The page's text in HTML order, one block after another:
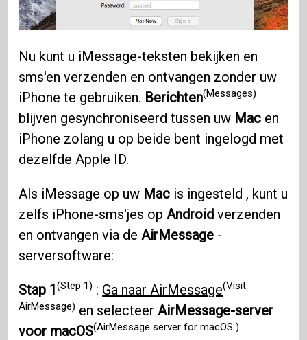
Nu kunt u iMessage-teksten bekijken en
sms'en verzenden en ontvangen zonder uw
iPhone te gebruiken. Berichten(Messages)
blijven gesynchroniseerd tussen uw Mac en
iPhone zolang u op beide bent ingelogd met
dezelfde Apple ID.
Als iMessage op uw Mac is ingesteld , kunt u
zelfs iPhone-sms'jes op Android verzenden
en ontvangen via de AirMessage -
serversoftware:
Stap 1(Step 1) : Ga naar AirMessage(Visit
AirMessage) en selecteer AirMessage-server
voor macOS(AirMessage server for macOS )